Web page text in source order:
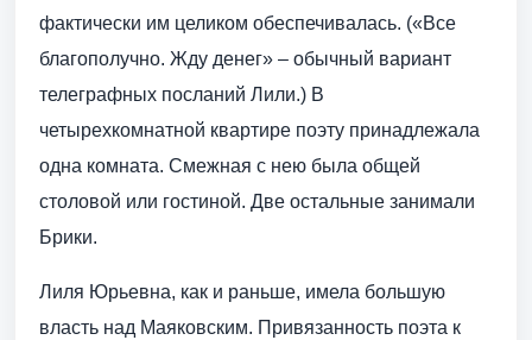
фактически им целиком обеспечивалась. («Все
благополучно. Жду денег» – обычный вариант
телеграфных посланий Лили.) В
четырехкомнатной квартире поэту принадлежала
одна комната. Смежная с нею была общей
столовой или гостиной. Две остальные занимали
Брики.
Лиля Юрьевна, как и раньше, имела большую
власть над Маяковским. Привязанность поэта к